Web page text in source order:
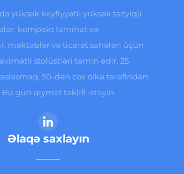
yüksək keyfiyyətli yüksək təzyiqli
kompakt laminat və
məktəblər və ticarət sahələri üçün
stolüstləri təmin edir. 25
50-dən çox ölkə tərəfindən
gün qiymət təklifi istəyin.
Əlaqə saxlayın